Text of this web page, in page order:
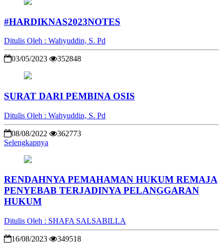
#HARDIKNAS2023NOTES
Ditulis Oleh : Wahyuddin, S. Pd
03/05/2023 352848
SURAT DARI PEMBINA OSIS
Ditulis Oleh : Wahyuddin, S. Pd
08/08/2022
362773
Selengkapnya
RENDAHNYA PEMAHAMAN HUKUM REMAJA
PENYEBAB TERJADINYA PELANGGARAN
HUKUM
Ditulis Oleh : SHAFA SALSABILLA
16/08/2023 349518